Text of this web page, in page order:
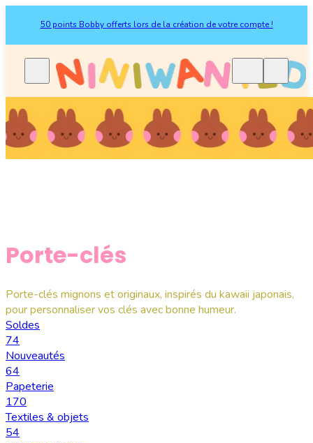
50 points Bobby offerts lors de la création de votre compte !
Porte-clés
Porte-clés mignons et originaux, inspirés du kawaii japonais,
pour personnaliser vos clés avec bonne humeur.
Soldes
74
Nouveautés
64
Papeterie
170
Textiles & objets
54